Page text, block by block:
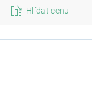
Hlídat cenu